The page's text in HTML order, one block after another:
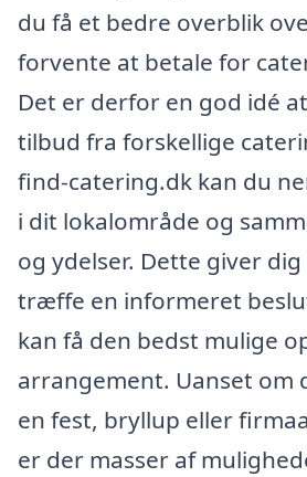
du få et bedre overblik
forvente at betale for
Det er derfor en god idé
tilbud fra forskellige
find-catering.dk kan du
i dit lokalområde og
og ydelser. Dette giver
træffe en informeret
kan få den bedst mulige
arrangement. Uanset
en fest, bryllup eller
er der masser af